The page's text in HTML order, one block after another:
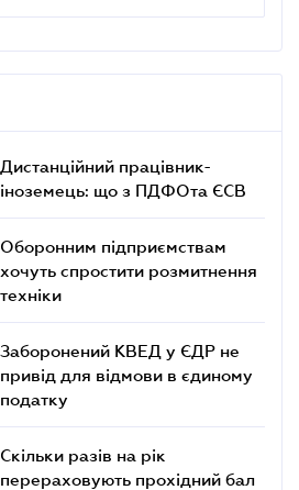
Дистанційний працівник-
іноземець: що з ПДФОта ЄСВ
Оборонним підприємствам
хочуть спростити розмитнення
техніки
Заборонений КВЕД у ЄДР не
привід для відмови в єдиному
податку
Скільки разів на рік
перераховують прохідний бал